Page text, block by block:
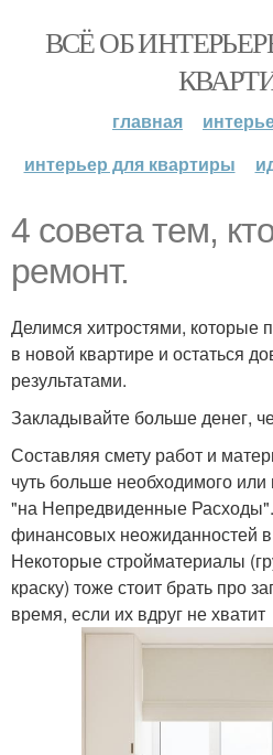
ВСЁ ОБ
главная
интерьер для квартиры
4 совета тем,
ремонт.
Делимся хитростями, которые
в новой квартире и остаться
результатами.
Закладывайте больше денег,
Составляя смету работ и
чуть больше необходимого
"на Непредвиденные
финансовых неожиданностей
Некоторые стройматериалы
краску) тоже стоит брать про
время, если их вдруг не хватит